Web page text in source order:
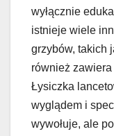
wyłącznie
istnieje wiele
grzybów, takich
również
Łysiczka
wyglądem i
wywołuje, ale